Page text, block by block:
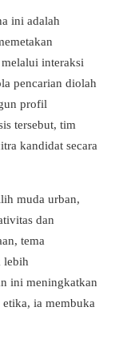
ini adalah
interaksi
pencarian diolah
profil
tersebut, tim
kandidat secara
muda urban,
dan
tema
lebih
ini meningkatkan
ia membuka